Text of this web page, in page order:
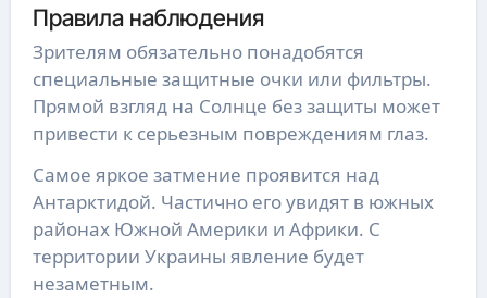
Правила наблюдения
Зрителям обязательно понадобятся
специальные защитные очки или фильтры.
Прямой взгляд на Солнце без защиты может
привести к серьезным повреждениям глаз.
Самое яркое затмение проявится над
Антарктидой. Частично его увидят в южных
районах Южной Америки и Африки. С
территории Украины явление будет
незаметным.